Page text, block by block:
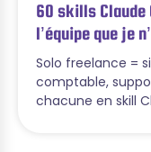
60 skills Claude
l’équipe que je
Solo freelance =
comptable,
chacune en skill